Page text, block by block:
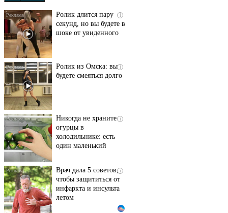
i
Ролик длится пару
секунд, но вы будете в
шоке от увиденного
i
Ролик из Омска: вы
будете смеяться долго
i
Никогда не храните
огурцы в
холодильнике: есть
один маленький
i
Врач дала 5 советов,
чтобы защититься от
инфаркта и инсульта
летом